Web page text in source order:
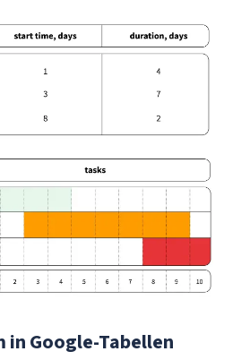
in Google-Tabellen